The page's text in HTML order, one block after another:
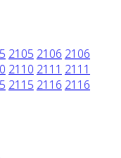
2105 2106 2106
2110 2111 2111
2115 2116 2116